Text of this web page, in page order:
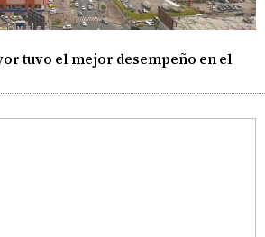
tuvo el mejor desempeño en el